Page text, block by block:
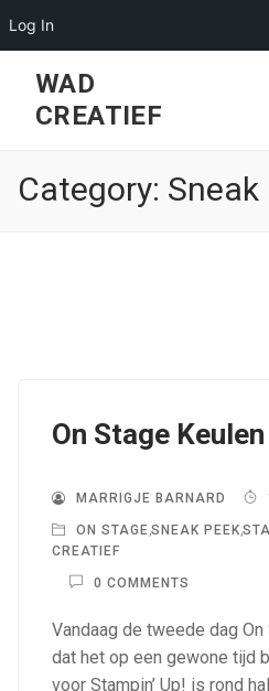
Log In
content
WAD
CREATIEF
Category: Sneak
On Stage
MARRIGJE BARNARD
ON STAGE,SNEAK PEEK,
CREATIEF
0 COMMENTS
Vandaag de tweede dag
dat het op een gewone tijd
voor Stampin’ Up! is rond